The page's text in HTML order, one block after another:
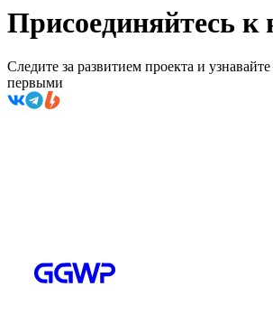
Присоединяйтесь к
Следите за развитием проекта и
первыми